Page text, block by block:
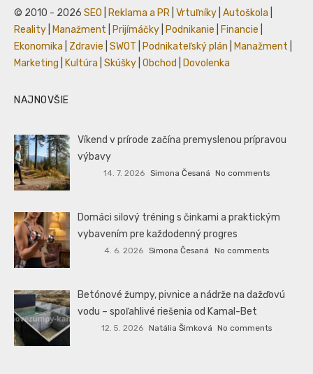
© 2010 - 2026 SEO Reklama a PR Vrtuľníky Autoškola
Reality
Manažment Prijímáčky Podnikanie Financie
Ekonomika
Zdravie SWOT Podnikateľský plán Manažment
Marketing
Kultúra Skúšky Obchod Dovolenka
NAJNOVŠIE
Víkend v prírode začína premyslenou prípravou
výbavy
14. 7. 2026 Simona Česaná No comments
Domáci silový tréning s činkami a praktickým
vybavením pre každodenný progres
4. 6. 2026 Simona Česaná No comments
Betónové žumpy, pivnice a nádrže na dažďovú
vodu – spoľahlivé riešenia od Kamal-Bet
12. 5. 2026 Natália Šimková No comments